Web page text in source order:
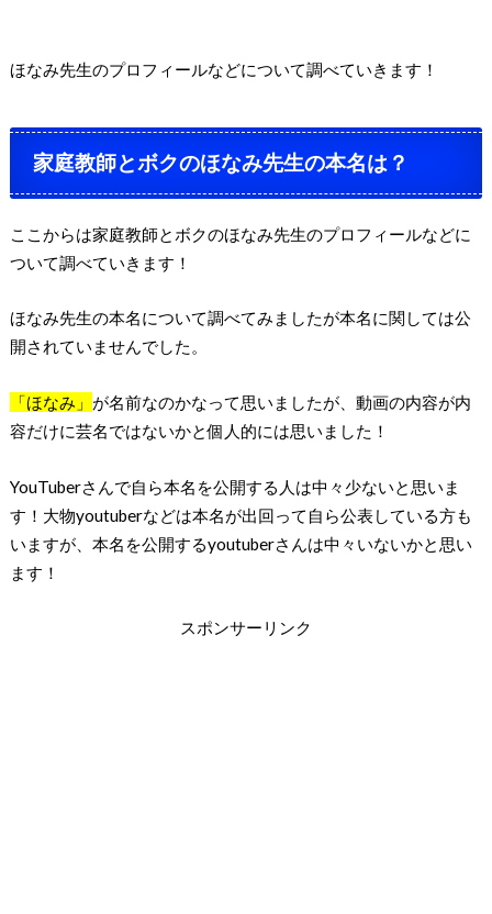
ほなみ先生のプロフィールなどについて調べていきます！
家庭教師とボクのほなみ先生の本名は？
ここからは家庭教師とボクのほなみ先生のプロフィールなどに
ついて調べていきます！
ほなみ先生の本名について調べてみましたが本名に関しては公
開されていませんでした。
「ほなみ」 が名前なのかなって思いましたが、動画の内容が内
容だけに芸名ではないかと個人的には思いました！
YouTuberさんで自ら本名を公開する人は中々少ないと思いま
す！大物youtuberなどは本名が出回って自ら公表している方も
いますが、本名を公開するyoutuberさんは中々いないかと思い
ます！
スポンサーリンク